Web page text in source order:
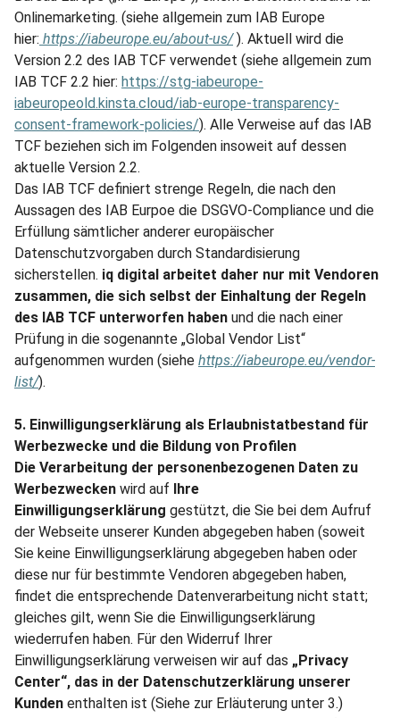
Onlinemarketing. (siehe allgemein zum IAB Europe
hier: https://iabeurope.eu/about-us/). Aktuell wird die
Version 2.2 des IAB TCF verwendet (siehe allgemein zum
IAB TCF 2.2 hier: https://stg-iabeurope-
iabeuropeold.kinsta.cloud/iab-europe-transparency-
consent-framework-policies/). Alle Verweise auf das IAB
TCF beziehen sich im Folgenden insoweit auf dessen
aktuelle Version 2.2.
Das IAB TCF definiert strenge Regeln, die nach den
Aussagen des IAB Eurpoe die DSGVO-Compliance und die
Erfüllung sämtlicher anderer europäischer
Datenschutzvorgaben durch Standardisierung
sicherstellen. iq digital arbeitet daher nur mit Vendoren
zusammen, die sich selbst der Einhaltung der Regeln
des IAB TCF unterworfen haben und die nach einer
Prüfung in die sogenannte „Global Vendor List“
aufgenommen wurden (siehe https://iabeurope.eu/vendor-
list/).
5. Einwilligungserklärung als Erlaubnistatbestand für
Werbezwecke und die Bildung von Profilen
Die Verarbeitung der personenbezogenen Daten zu
Werbezwecken wird auf Ihre
Einwilligungserklärung gestützt, die Sie bei dem Aufruf
der Webseite unserer Kunden abgegeben haben (soweit
Sie keine Einwilligungserklärung abgegeben haben oder
diese nur für bestimmte Vendoren abgegeben haben,
findet die entsprechende Datenverarbeitung nicht statt;
gleiches gilt, wenn Sie die Einwilligungserklärung
wiederrufen haben. Für den Widerruf Ihrer
Einwilligungserklärung verweisen wir auf das „Privacy
Center“, das in der Datenschutzerklärung unserer
Kunden enthalten ist (Siehe zur Erläuterung unter 3.)